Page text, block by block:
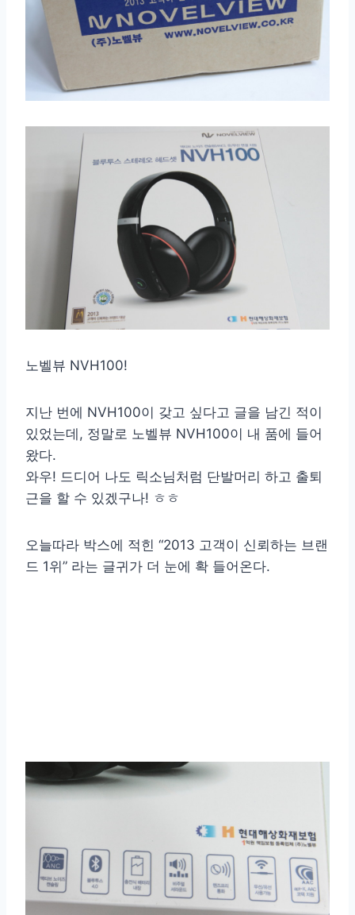
노벨뷰 NVH100!
지난 번에 NVH100이 갖고 싶다고 글을 남긴 적이
있었는데, 정말로 노벨뷰 NVH100이 내 품에 들어
왔다.
와우! 드디어 나도 릭소님처럼 단발머리 하고 출퇴
근을 할 수 있겠구나! ㅎㅎ
오늘따라 박스에 적힌 “2013 고객이 신뢰하는 브랜
드 1위” 라는 글귀가 더 눈에 확 들어온다.